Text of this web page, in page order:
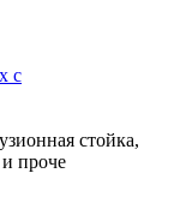
с
стойка,
проче